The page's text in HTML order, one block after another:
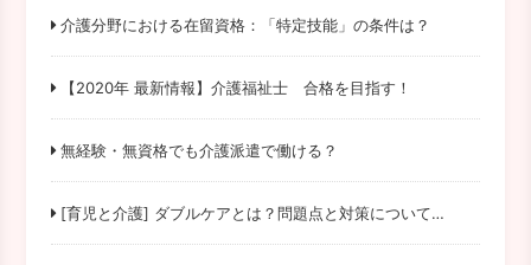
介護分野における在留資格：「特定技能」の条件は？
【2020年 最新情報】介護福祉士 合格を目指す！
無経験・無資格でも介護派遣で働ける？
[育児と介護] ダブルケアとは？問題点と対策について…